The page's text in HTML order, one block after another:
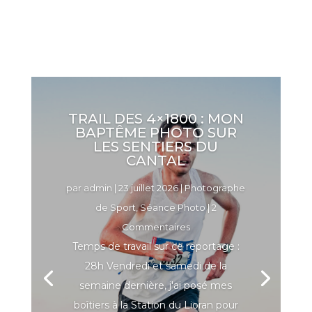
TRAIL DES 4×1800 : MON
BAPTÊME PHOTO SUR
LES SENTIERS DU
CANTAL
par admin |23 juillet 2026|Photographe
de Sport,Séance Photo| 2
Commentaires
Temps de travail sur ce reportage :
28h Vendredi et samedi de la
semaine dernière, j'ai posé mes
boîtiers à la Station du Lioran pour